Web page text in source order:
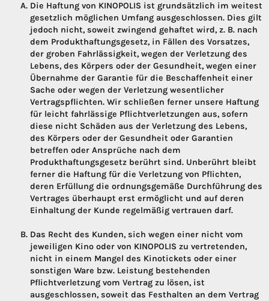
Die Haftung von KINOPOLIS ist grundsätzlich im weitest
gesetzlich möglichen Umfang ausgeschlossen. Dies gilt
jedoch nicht, soweit zwingend gehaftet wird, z. B. nach
dem Produkthaftungsgesetz, in Fällen des Vorsatzes,
der groben Fahrlässigkeit, wegen der Verletzung des
Lebens, des Körpers oder der Gesundheit, wegen einer
Übernahme der Garantie für die Beschaffenheit einer
Sache oder wegen der Verletzung wesentlicher
Vertragspflichten. Wir schließen ferner unsere Haftung
für leicht fahrlässige Pflichtverletzungen aus, sofern
diese nicht Schäden aus der Verletzung des Lebens,
des Körpers oder der Gesundheit oder Garantien
betreffen oder Ansprüche nach dem
Produkthaftungsgesetz berührt sind. Unberührt bleibt
ferner die Haftung für die Verletzung von Pflichten,
deren Erfüllung die ordnungsgemäße Durchführung des
Vertrages überhaupt erst ermöglicht und auf deren
Einhaltung der Kunde regelmäßig vertrauen darf.
Das Recht des Kunden, sich wegen einer nicht vom
jeweiligen Kino oder von KINOPOLIS zu vertretenden,
nicht in einem Mangel des Kinotickets oder einer
sonstigen Ware bzw. Leistung bestehenden
Pflichtverletzung vom Vertrag zu lösen, ist
ausgeschlossen, soweit das Festhalten an dem Vertrag